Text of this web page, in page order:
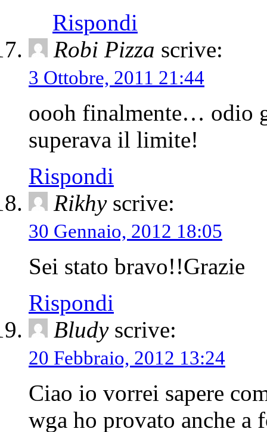
Rispondi
Robi Pizza scrive:
3 Ottobre, 2011 21:44
oooh finalmente… odio
superava il limite!
Rispondi
Rikhyscrive:
30 Gennaio, 2012 18:05
Sei stato bravo!!Grazie
Rispondi
Bludyscrive:
20 Febbraio, 2012 13:24
Ciao io vorrei sapere
wga ho provato anche a